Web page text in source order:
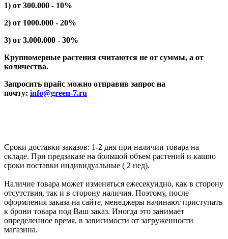
1) от 300.000 - 10%
2) от 1000.000 - 20%
3) от 3.000.000 - 30%
Крупномерные растения считаются не от суммы, а от
количества.
Запросить прайс можно отправив запрос на
почту: info@green-7.ru
Сроки доставки заказов: 1-2 дня при наличии товара на
складе. При предзаказе на большой объем растений и кашпо
сроки поставки индивидуальные ( 2 нед).
Наличие товара может изменяться ежесекундно, как в сторону
отсутствия, так и в сторону наличия. Поэтому, после
оформления заказа на сайте, менеджеры начинают приступать
к брони товара под Ваш заказ. Иногда это занимает
определенное время, в зависимости от загруженности
магазина.